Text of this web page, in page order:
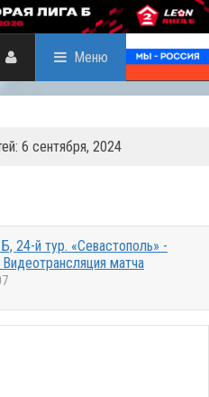
Меню
6 сентября, 2024
24-й тур. «Севастополь» -
матча